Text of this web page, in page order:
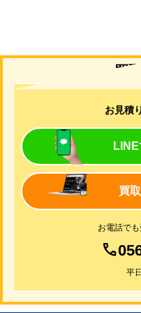
買
お見積
買
お電話で
平